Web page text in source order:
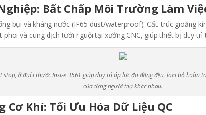
Bất Chấp Môi Trường Làm
bụi và kháng nước (IP65 dust/waterproof). Cấu trúc gioăng
và dung dịch tưới nguội tại xưởng CNC, giúp thiết bị duy trì
stop) ở đuôi thước Insize 3561 giúp duy trì áp lực đo đồng đều, loại bỏ hoàn
của từng người thợ khác nhau.
Cơ Khí: Tối Ưu Hóa Dữ Liệu QC